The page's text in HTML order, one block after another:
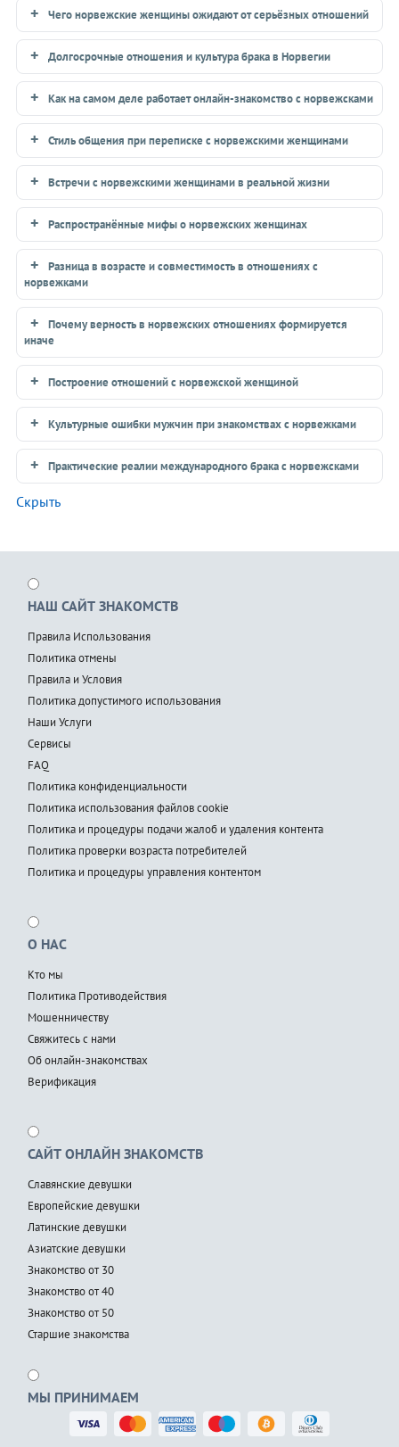
Чего норвежские женщины ожидают от серьёзных отношений
Долгосрочные отношения и культура брака в Норвегии
Как на самом деле работает онлайн-знакомство с норвежсками
Стиль общения при переписке с норвежскими женщинами
Встречи с норвежскими женщинами в реальной жизни
Распространённые мифы о норвежских женщинах
Разница в возрасте и совместимость в отношениях с
норвежками
Почему верность в норвежских отношениях формируется
иначе
Построение отношений с норвежской женщиной
Культурные ошибки мужчин при знакомствах с норвежками
Практические реалии международного брака с норвежсками
Скрыть
НАШ САЙТ ЗНАКОМСТВ
Правила Использования
Политика отмены
Правила и Условия
Политика допустимого использования
Наши Услуги
Сервисы
FAQ
Политика конфиденциальности
Политика использования файлов cookie
Политика и процедуры подачи жалоб и удаления контента
Политика проверки возраста потребителей
Политика и процедуры управления контентом
О НАС
Кто мы
Политика Противодействия
Мошенничеству
Свяжитесь с нами
Об онлайн-знакомствах
Верификация
САЙТ ОНЛАЙН ЗНАКОМСТВ
Славянские девушки
Европейские девушки
Латинские девушки
Азиатские девушки
Знакомство от 30
Знакомство от 40
Знакомство от 50
Старшие знакомства
МЫ ПРИНИМАЕМ